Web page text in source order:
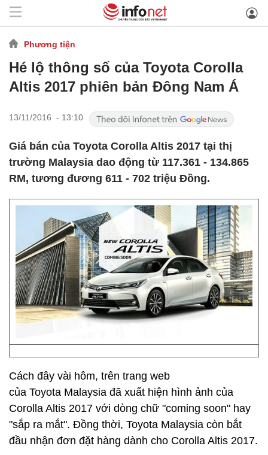
Phương tiện
Hé lộ thông số của Toyota Corolla
Altis 2017 phiên bản Đông Nam Á
13/11/2016 - 13:10
Giá bán của Toyota Corolla Altis 2017 tại thị
trường Malaysia dao động từ 117.361 - 134.865
RM, tương đương 611 - 702 triệu Đồng.
Cách đây vài hôm, trên trang web
của Toyota Malaysia đã xuất hiện hình ảnh của
Corolla Altis 2017 với dòng chữ "coming soon" hay
"sắp ra mắt". Đồng thời, Toyota Malaysia còn bắt
đầu nhận đơn đặt hàng dành cho Corolla Altis 2017.